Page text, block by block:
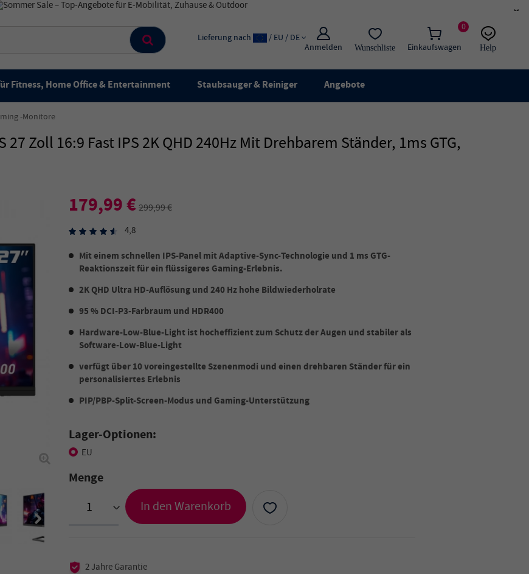
×
0
Einkaufswagen
Anmelden Wunschliste
Lieferung nach / EU / DE
Help
Fitness, Home Office & Entertainment Staubsauger & Reiniger Angebote
-Monitore
27 Zoll 16:9 Fast IPS 2K QHD 240Hz Mit Drehbarem Ständer, 1ms GTG,
179,99 €299,99 €
4,8
Mit einem schnellen IPS-Panel mit Adaptive-Sync-Technologie und 1 ms GTG-
Reaktionszeit für ein flüssigeres Gaming-Erlebnis.
2K QHD Ultra HD-Auflösung und 240 Hz hohe Bildwiederholrate
95 % DCI-P3-Farbraum und HDR400
Hardware-Low-Blue-Light ist hocheffizient zum Schutz der Augen und stabiler als
Software-Low-Blue-Light
verfügt über 10 voreingestellte Szenenmodi und einen drehbaren Ständer für ein
personalisiertes Erlebnis
PIP/PBP-Split-Screen-Modus und Gaming-Unterstützung
Lager-Optionen:
EU
Menge
> In den Warenkorb
2 Jahre Garantie